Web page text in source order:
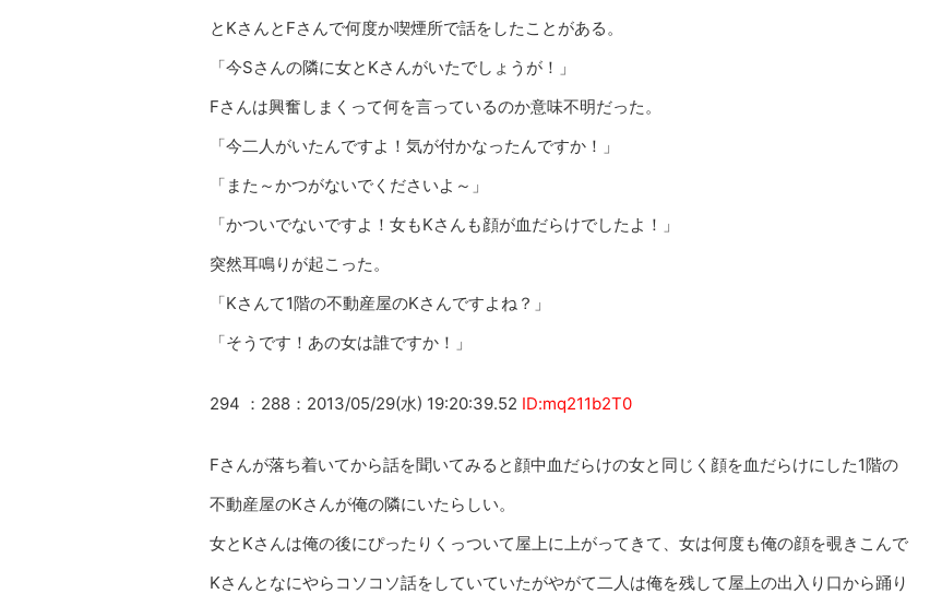
とKさんとFさんで何度か喫煙所で話をしたことがある。
「今Sさんの隣に女とKさんがいたでしょうが！」
Fさんは興奮しまくって何を言っているのか意味不明だった。
「今二人がいたんですよ！気が付かなったんですか！」
「また～かつがないでくださいよ～」
「かついでないですよ！女もKさんも顔が血だらけでしたよ！」
突然耳鳴りが起こった。
「Kさんて1階の不動産屋のKさんですよね？」
「そうです！あの女は誰ですか！」
294 ：288：2013/05/29(水) 19:20:39.52 ID:mq211b2T0
Fさんが落ち着いてから話を聞いてみると顔中血だらけの女と同じく顔を血だらけにした1階の
不動産屋のKさんが俺の隣にいたらしい。
女とKさんは俺の後にぴったりくっついて屋上に上がってきて、女は何度も俺の顔を覗きこんで
Kさんとなにやらコソコソ話をしていていたがやがて二人は俺を残して屋上の出入り口から踊り